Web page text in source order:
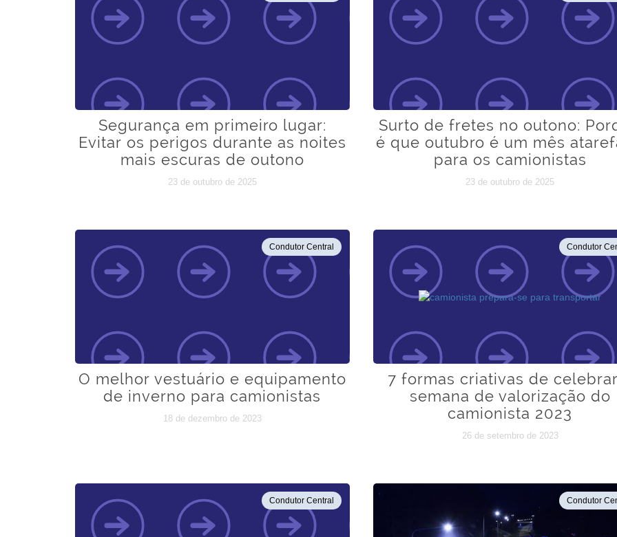
Segurança em primeiro lugar:
Evitar os perigos durante as noites
mais escuras de outono
23 de outubro de 2025
Surto de fretes no outono:
é que outubro é um mês
para os camionistas
23 de outubro de 2025
Condutor Central
O melhor vestuário e equipamento
de inverno para camionistas
18 de dezembro de 2023
Condutor
7 formas criativas de
semana de valorização do
camionista 2023
26 de setembro de 2023
Condutor Central Condutor